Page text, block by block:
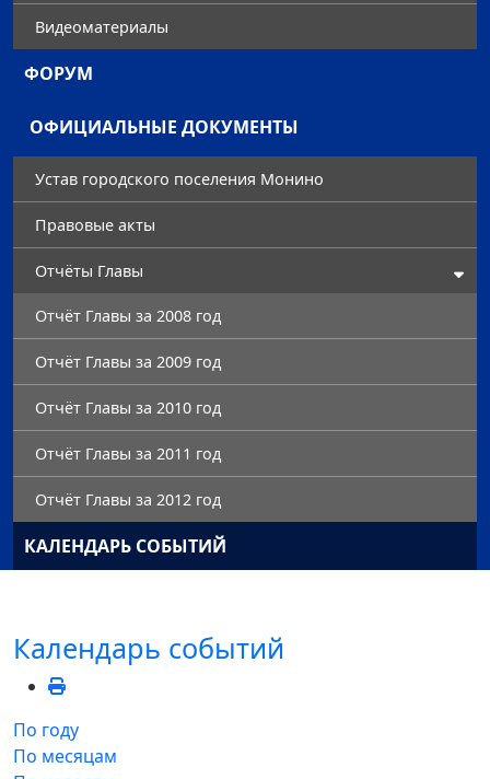
Видеоматериалы
ФОРУМ
ОФИЦИАЛЬНЫЕ ДОКУМЕНТЫ
Устав городского поселения Монино
Правовые акты
Отчёты Главы
Отчёт Главы за 2008 год
Отчёт Главы за 2009 год
Отчёт Главы за 2010 год
Отчёт Главы за 2011 год
Отчёт Главы за 2012 год
КАЛЕНДАРЬ СОБЫТИЙ
Календарь событий
По году
По месяцам